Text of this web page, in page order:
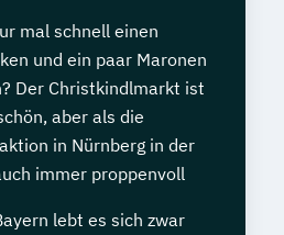
mal schnell einen
und ein paar Maronen
Der Christkindlmarkt ist
aber als die
in Nürnberg in der
immer proppenvoll
lebt es sich zwar